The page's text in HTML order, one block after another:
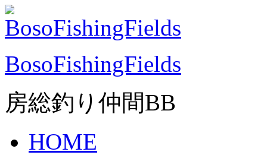
BosoFishingFields
房総釣り仲間BB
HOME